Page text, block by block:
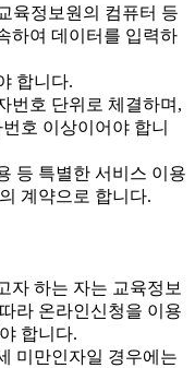
육정보원의 컴퓨터 등
하여 데이터를 입력하
합니다.
번호 단위로 체결하며,
호 이상이어야 합니
등 특별한 서비스 이용
계약으로 합니다.
하는 자는 교육정보
라 온라인신청을 이용
합니다.
미만인자일 경우에는